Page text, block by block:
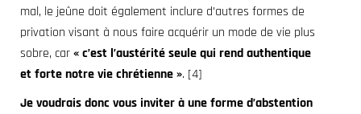
mal, le jeûne doit également inclure d’autres formes de
privation visant à nous faire acquérir un mode de vie plus
sobre, car« c’est l’austérité seule qui rend authentique
et forte notre vie chrétienne ». [4]
Je voudrais donc vous inviter à une forme d’abstention